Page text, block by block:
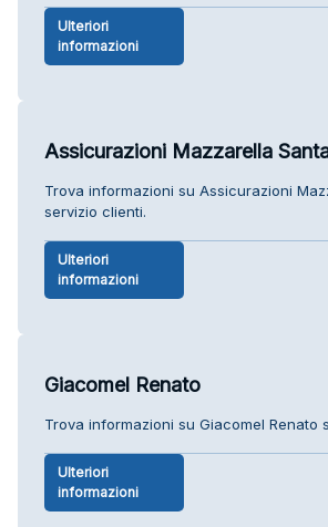
Ulteriori
informazioni
Assicurazioni Mazzarella
Trova informazioni su Assicurazioni
servizio clienti.
Ulteriori
informazioni
Giacomel Renato
Trova informazioni su Giacomel Renato
Ulteriori
informazioni